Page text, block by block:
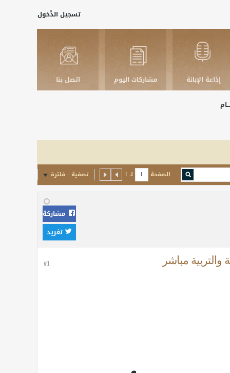
تسجيل الدُّخول
إذاعة الإبانة مشاركات اليوم اتصل بنا
الصفحة لـ 1 تصفية - فلترة
مشاركة
تغريد
#1 مباشر